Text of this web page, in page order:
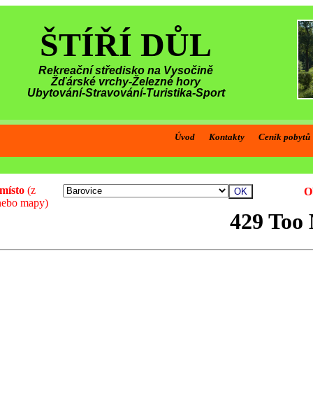
ŠTÍŘÍ DŮL
Rekreační středisko na Vysočině
Žďárské vrchy-Železné hory
Ubytování-Stravování-Turistika-Sport
Úvod Kontakty Ceník pobytů